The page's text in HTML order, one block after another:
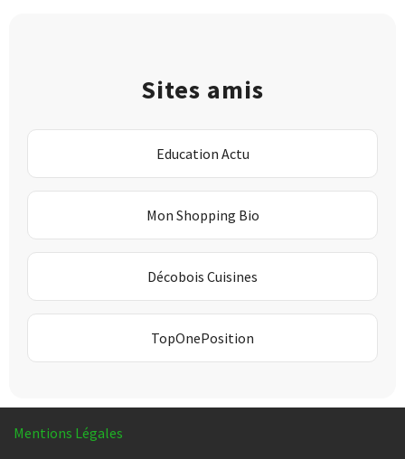
Sites amis
Education Actu
Mon Shopping Bio
Décobois Cuisines
TopOnePosition
Mentions Légales